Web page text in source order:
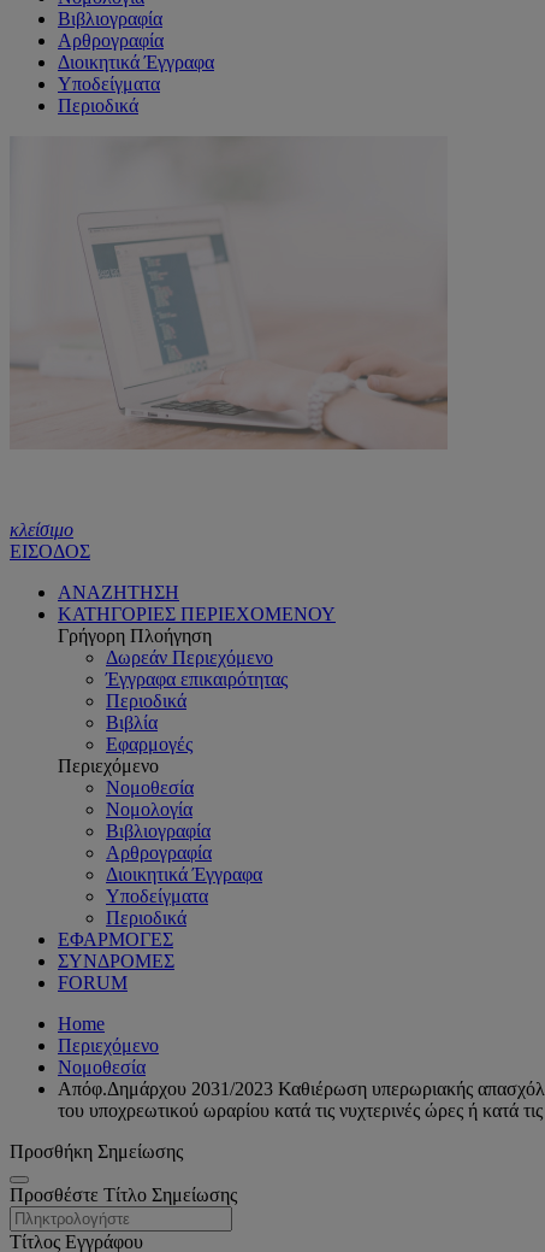
Βιβλιογραφία
Αρθρογραφία
Διοικητικά Έγγραφα
Υποδείγματα
Περιοδικά
κλείσιμο
ΕΙΣΟΔΟΣ
ΑΝΑΖΗΤΗΣΗ
ΚΑΤΗΓΟΡΙΕΣ ΠΕΡΙΕΧΟΜΕΝΟΥ
Γρήγορη Πλοήγηση
Δωρεάν Περιεχόμενο
Έγγραφα επικαιρότητας
Περιοδικά
Βιβλία
Εφαρμογές
Περιεχόμενο
Νομοθεσία
Νομολογία
Βιβλιογραφία
Αρθρογραφία
Διοικητικά Έγγραφα
Υποδείγματα
Περιοδικά
ΕΦΑΡΜΟΓΕΣ
ΣΥΝΔΡΟΜΕΣ
FORUM
Home
Περιεχόμενο
Νομοθεσία
Απόφ.Δημάρχου 2031/2023 Καθιέρωση υπερωριακής
του υποχρεωτικού ωραρίου κατά τις νυχτερινές ώρες ή κατά
Προσθήκη Σημείωσης
Προσθέστε Τίτλο Σημείωσης
Τίτλος Εγγράφου